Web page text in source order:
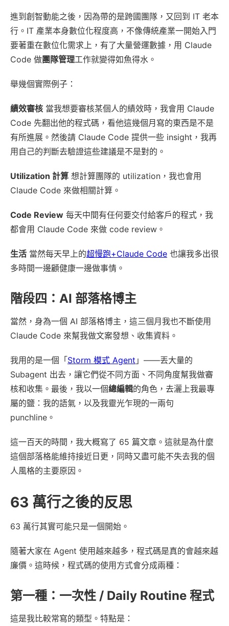
進到創智動能之後，因為帶的是跨國團隊，又回到 IT 老本
行。IT 產業本身數位化程度高，不像傳統產業一開始入門
要著重在數位化需求上，有了大量營運數據，用 Claude
Code 做團隊管理工作就變得如魚得水。
舉幾個實際例子：
績效審核 當我想要審核某個人的績效時，我會用 Claude
Code 先翻出他的程式碼，看他這幾個月寫的東西是不是
有所進展。然後請 Claude Code 提供一些 insight，我再
用自己的判斷去驗證這些建議是不是對的。
Utilization 計算 想計算團隊的 utilization，我也會用
Claude Code 來做相關計算。
Code Review 每天中間有任何要交付給客戶的程式，我
都會用 Claude Code 來做 code review。
生活 當然每天早上的超慢跑+Claude Code 也讓我多出很
多時間一邊顧健康一邊做事情。
階段四：AI 部落格博主
當然，身為一個 AI 部落格博主，這三個月我也不斷使用
Claude Code 來幫我做文案發想、收集資料。
我用的是一個「 Storm 模式 Agent 」——丟大量的
Subagent 出去，讓它們從不同方面、不同角度幫我做審
核和收集。最後，我以一個總編輯的角色，去灑上我最專
屬的鹽：我的語氣，以及我靈光乍現的一兩句
punchline。
這一百天的時間，我大概寫了 65 篇文章。這就是為什麼
這個部落格能維持接近日更，同時又盡可能不失去我的個
人風格的主要原因。
63 萬行之後的反思
63 萬行其實可能只是一個開始。
隨著大家在 Agent 使用越來越多，程式碼是真的會越來越
廉價。這時候，程式碼的使用方式會分成兩種：
第一種：一次性 / Daily Routine 程式
這是我比較常寫的類型。特點是：